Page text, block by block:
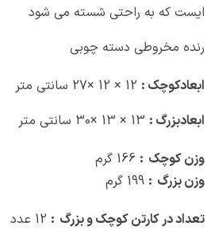
ایست که به راحتی شسته می شود
رنده مخروطی دسته چوبی
ابعادکوچک :
ابعادبزرگ :
وزن کوچک :
وزن بزرگ :
تعداد در کارتن کوچک و بزرگ :